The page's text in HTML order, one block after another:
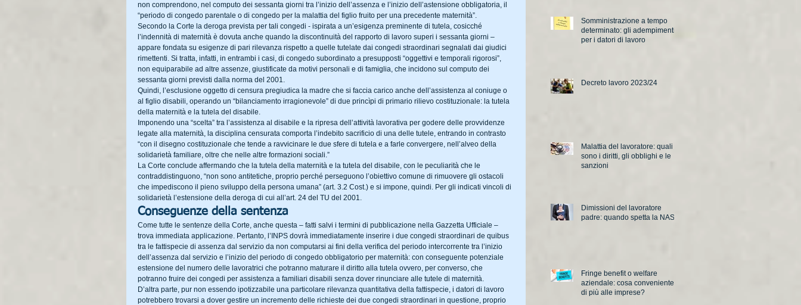
non comprendono, nel computo dei sessanta giorni tra l’inizio dell’assenza e l’inizio dell’astensione obbligatoria, il
“periodo di congedo parentale o di congedo per la malattia del figlio fruito per una precedente maternità”.
Secondo la Corte la deroga prevista per tali congedi - ispirata a un’esigenza preminente di tutela, cosicché
l’indennità di maternità è dovuta anche quando la discontinuità del rapporto di lavoro superi i sessanta giorni –
appare fondata su esigenze di pari rilevanza rispetto a quelle tutelate dai congedi straordinari segnalati dai giudici
rimettenti. Si tratta, infatti, in entrambi i casi, di congedo subordinato a presupposti “oggettivi e temporali rigorosi”,
non equiparabile ad altre assenze, giustificate da motivi personali e di famiglia, che incidono sul computo dei
sessanta giorni previsti dalla norma del 2001.
Quindi, l’esclusione oggetto di censura pregiudica la madre che si faccia carico anche dell’assistenza al coniuge o
al figlio disabili, operando un “bilanciamento irragionevole” di due princìpi di primario rilievo costituzionale: la tutela
della maternità e la tutela del disabile.
Imponendo una “scelta” tra l’assistenza al disabile e la ripresa dell’attività lavorativa per godere delle provvidenze
legate alla maternità, la disciplina censurata comporta l’indebito sacrificio di una delle tutele, entrando in contrasto
“con il disegno costituzionale che tende a ravvicinare le due sfere di tutela e a farle convergere, nell’alveo della
solidarietà familiare, oltre che nelle altre formazioni sociali.”
La Corte conclude affermando che la tutela della maternità e la tutela del disabile, con le peculiarità che le
contraddistinguono, “non sono antitetiche, proprio perché perseguono l’obiettivo comune di rimuovere gli ostacoli
che impediscono il pieno sviluppo della persona umana” (art. 3.2 Cost.) e si impone, quindi. Per gli indicati vincoli di
solidarietà l’estensione della deroga di cui all’art. 24 del TU del 2001.
Conseguenze della sentenza
Come tutte le sentenze della Corte, anche questa – fatti salvi i termini di pubblicazione nella Gazzetta Ufficiale –
trova immediata applicazione. Pertanto, l’INPS dovrà immediatamente inserire i due congedi straordinari de quibus
tra le fattispecie di assenza dal servizio da non computarsi ai fini della verifica del periodo intercorrente tra l’inizio
dell’assenza dal servizio e l’inizio del periodo di congedo obbligatorio per maternità: con conseguente potenziale
estensione del numero delle lavoratrici che potranno maturare il diritto alla tutela ovvero, per converso, che
potranno fruire dei congedi per assistenza a familiari disabili senza dover rinunciare alle tutele di maternità.
D’altra parte, pur non essendo ipotizzabile una particolare rilevanza quantitativa della fattispecie, i datori di lavoro
potrebbero trovarsi a dover gestire un incremento delle richieste dei due congedi straordinari in questione, proprio
Somministrazione a tempo
determinato: gli adempimenti
per i datori di lavoro
Decreto lavoro 2023/24
Malattia del lavoratore: quali
sono i diritti, gli obblighi e le
sanzioni
Dimissioni del lavoratore
padre: quando spetta la NASpI
Fringe benefit o welfare
aziendale: cosa conveniente
di più alle imprese?